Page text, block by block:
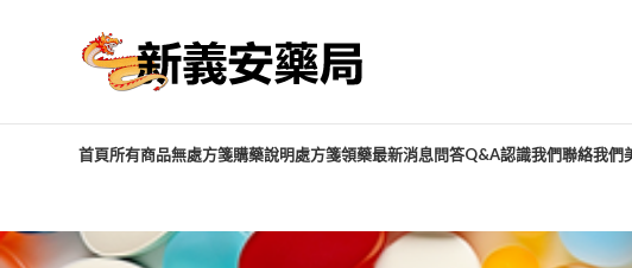
首頁所有商品無處方箋購藥說明處方箋領藥最新消息問答Q&A認識我們聯絡我們